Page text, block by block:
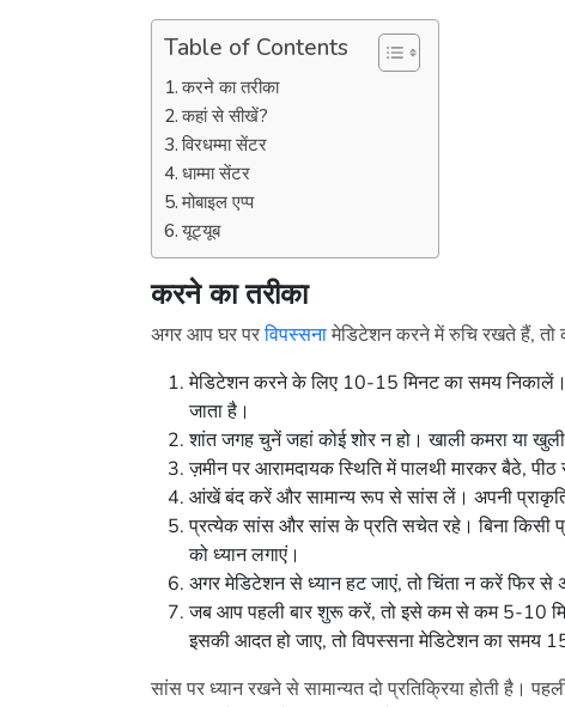
Table of Contents
करने का तरीका
कहां से सीखें?
विरधम्मा सेंटर
धाम्मा सेंटर
मोबाइल एप्प
यूट्यूब
करने का तरीका
अगर आप घर परविपस्सनामेडिटेशन करने में रुचि रखते हैं, तो
मेडिटेशन करने के लिए 10-15 मिनट का समय
जाता है।
शांत जगह चुनें जहां कोई शोर न हो। खाली कमरा या
ज़मीन पर आरामदायक स्थिति में पालथी मारकर बैठे, पीठ
आंखें बंद करें और सामान्य रूप से सांस लें। अपनी
प्रत्येक सांस और सांस के प्रति सचेत रहे। बिना किसी
को ध्यान लगाएं।
अगर मेडिटेशन से ध्यान हट जाएं, तो चिंता न करें फिर से
जब आप पहली बार शुरू करें, तो इसे कम से कम 5-10
इसकी आदत हो जाए, तो विपस्सना मेडिटेशन का समय
सांस पर ध्यान रखने से सामान्यत दो प्रतिक्रिया होती है।